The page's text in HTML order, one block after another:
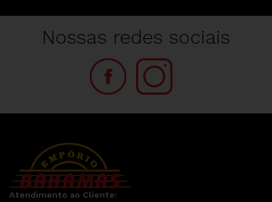
Nossas redes sociais
Atendimento ao Cliente: